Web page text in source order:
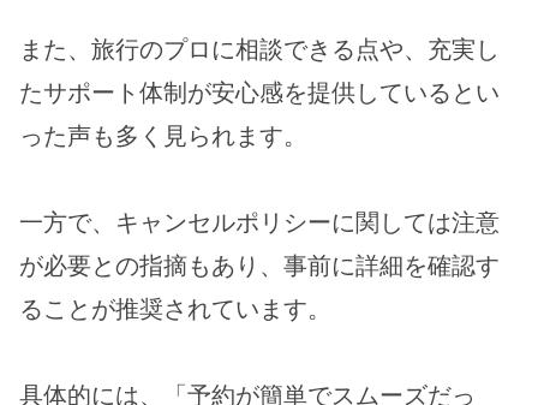
また、旅行のプロに相談できる点や、充実し
たサポート体制が安心感を提供しているとい
った声も多く見られます。
一方で、キャンセルポリシーに関しては注意
が必要との指摘もあり、事前に詳細を確認す
ることが推奨されています。
具体的には、「予約が簡単でスムーズだっ